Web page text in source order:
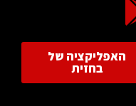
האפליקציה של
בחזית